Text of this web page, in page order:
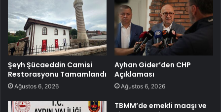
Şeyh Şücaeddin Camisi
Restorasyonu Tamamlandı
Ağustos 6, 2026
Ayhan Gider’den CHP
Açıklaması
Ağustos 6, 2026
TBMM’de emekli maaşı ve